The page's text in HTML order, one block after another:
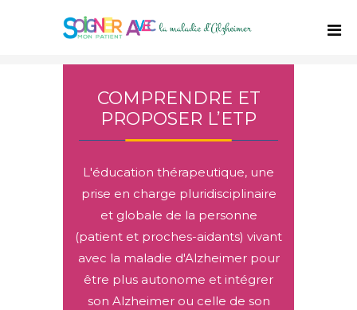
COMPRENDRE ET
PROPOSER L’ETP
L'éducation thérapeutique, une
prise en charge pluridisciplinaire
et globale de la personne
(patient et proches-aidants) vivant
avec la maladie d'Alzheimer pour
être plus autonome et intégrer
son Alzheimer ou celle de son